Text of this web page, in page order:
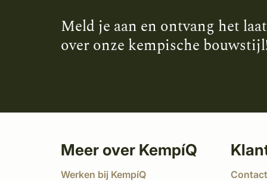
Meld je aan en ontvang het
over onze kempische
Meer over KempíQ
Werken bij KempíQ
Contact